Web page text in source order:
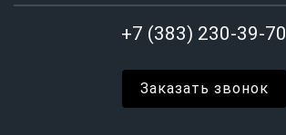
+7 (383) 230-39-70
Заказать звонок